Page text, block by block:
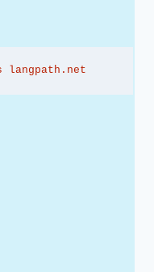
langpath.net